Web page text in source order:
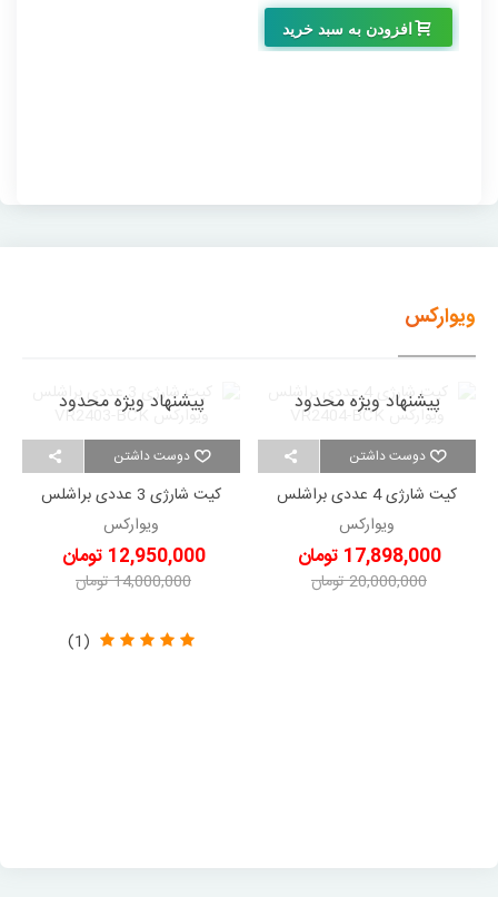
افزودن به سبد خرید
ویوارکس
دوست داشتن
پیشنهاد ویژه محدود
کیت شارژی 4 عددی براشلس
ویوارکس VR2404-BCKویوارکس
17,898,000 تومان
20,000,000 تومان
دوست داشتن
پیشنهاد ویژه محدود
کیت شارژی 3 عددی براشلس
ویوارکس VR2403-BCKویوارکس
12,950,000 تومان
14,000,000 تومان
(1)